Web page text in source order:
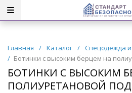
Главная / Каталог / Спецодежда
/ Ботинки с высоким берцем на
БОТИНКИ С ВЫСОКИМ
ПОЛИУРЕТАНОВОЙ